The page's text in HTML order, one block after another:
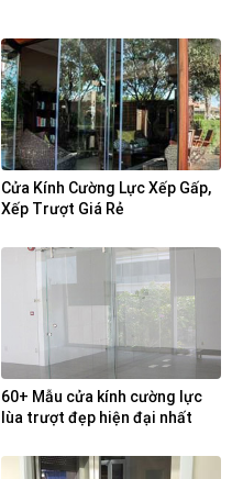
Cửa Kính Cường Lực Xếp Gấp,
Xếp Trượt Giá Rẻ
60+ Mẫu cửa kính cường lực
lùa trượt đẹp hiện đại nhất